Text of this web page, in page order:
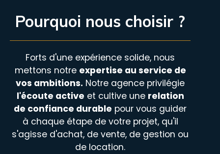
Pourquoi nous choisir ?
Forts d'une expérience solide, nous
mettons notre expertise au service de
vos ambitions. Notre agence privilégie
l'écoute active et cultive une relation
de confiance durable pour vous guider
à chaque étape de votre projet, qu'il
s'agisse d'achat, de vente, de gestion ou
de location.